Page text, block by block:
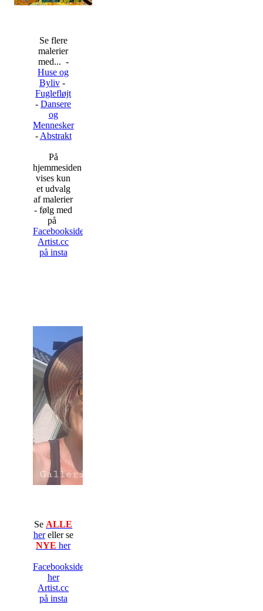
Se flere
malerier
med... -
Huse og
Byliv-
Fuglefløjt
-Dansere
og
Mennesker
- Abstrakt
På
hjemmesiden
vises kun
et udvalg
af malerier
- følg med
på
Facebooksiden
Artist.cc
på insta
Se ALLE
hereller se
NYE her
Facebooksiden
her
Artist.cc
på insta